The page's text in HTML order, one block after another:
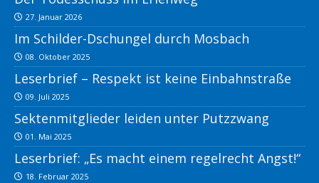
27. Januar 2026
Im Schilder-Dschungel durch Mosbach
08. Oktober 2025
Leserbrief – Respekt ist keine Einbahnstraße
09. Juli 2025
Sektenmitglieder leiden unter Putzzwang
01. Mai 2025
Leserbrief: „Es macht einem regelrecht Angst!“
18. Februar 2025